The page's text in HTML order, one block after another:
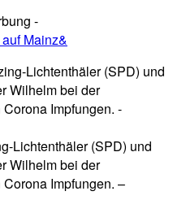
-
Lichtenthäler (SPD) und
Wilhelm bei der
Impfungen. –